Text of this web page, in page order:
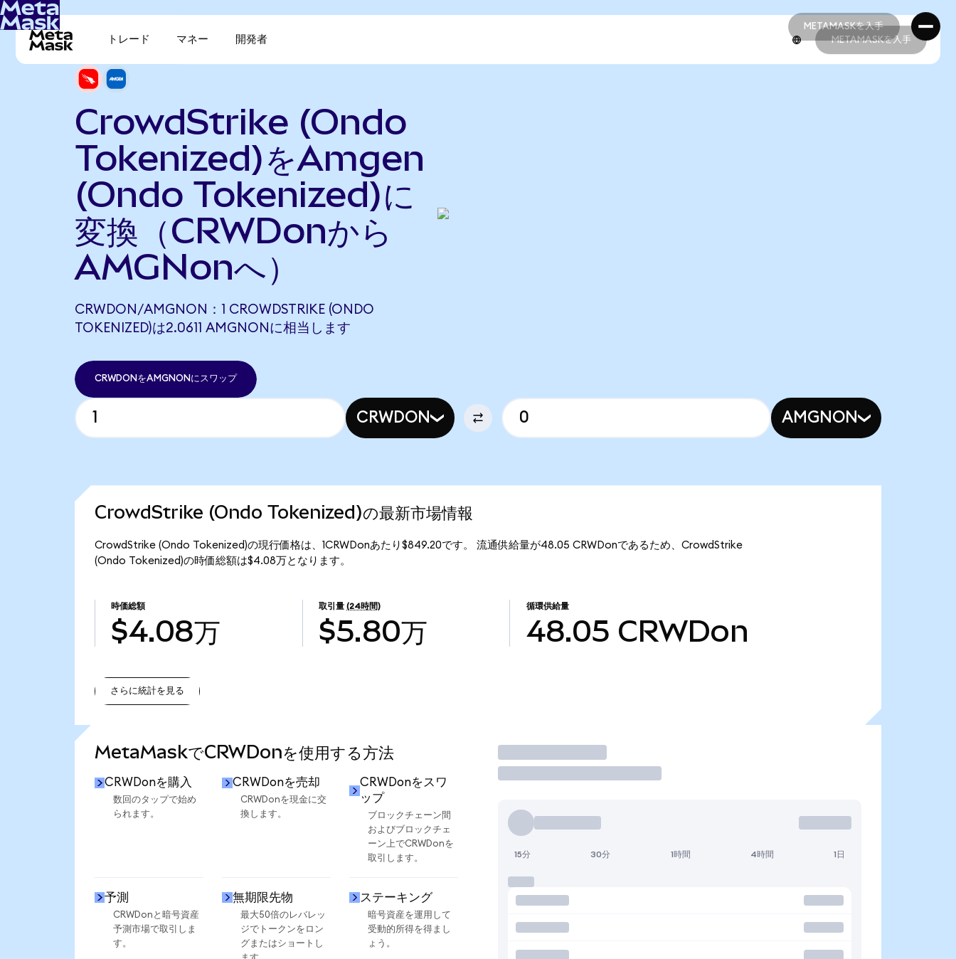
METAMASKを入手
METAMASKを入手
トレード マネー 開発者 METAMASKを入手
CrowdStrike (Ondo
Tokenized)をAmgen
(Ondo Tokenized)に
変換（CRWDonから
AMGNonへ）
CRWDON/AMGNON：1 CROWDSTRIKE (ONDO
TOKENIZED)は2.0611 AMGNONに相当します
CRWDONをAMGNONにスワップ
CRWDON AMGNON
CrowdStrike (Ondo Tokenized)の最新市場情報
CrowdStrike (Ondo Tokenized)の現行価格は、1CRWDonあたり$849.20です。 流通供給量が48.05 CRWDonであるため、CrowdStrike
(Ondo Tokenized)の時価総額は$4.08万となります。
時価総額
$4.08万
取引量 (24時間)
$5.80万
循環供給量
48.05 CRWDon
さらに統計を見る
MetaMaskでCRWDonを使用する方法
CRWDonを購入
数回のタップで始め
られます。
CRWDonを売却
CRWDonを現金に交
換します。
CRWDonをスワ
ップ
ブロックチェーン間
およびブロックチェ
ーン上でCRWDonを
取引します。
予測
CRWDonと暗号資産
予測市場で取引しま
す。
無期限先物
最大50倍のレバレッ
ジでトークンをロン
グまたはショートし
ステーキング
暗号資産を運用して
受動的所得を得まし
ょう。
取引
15分 30分 1時間 4時間 1日